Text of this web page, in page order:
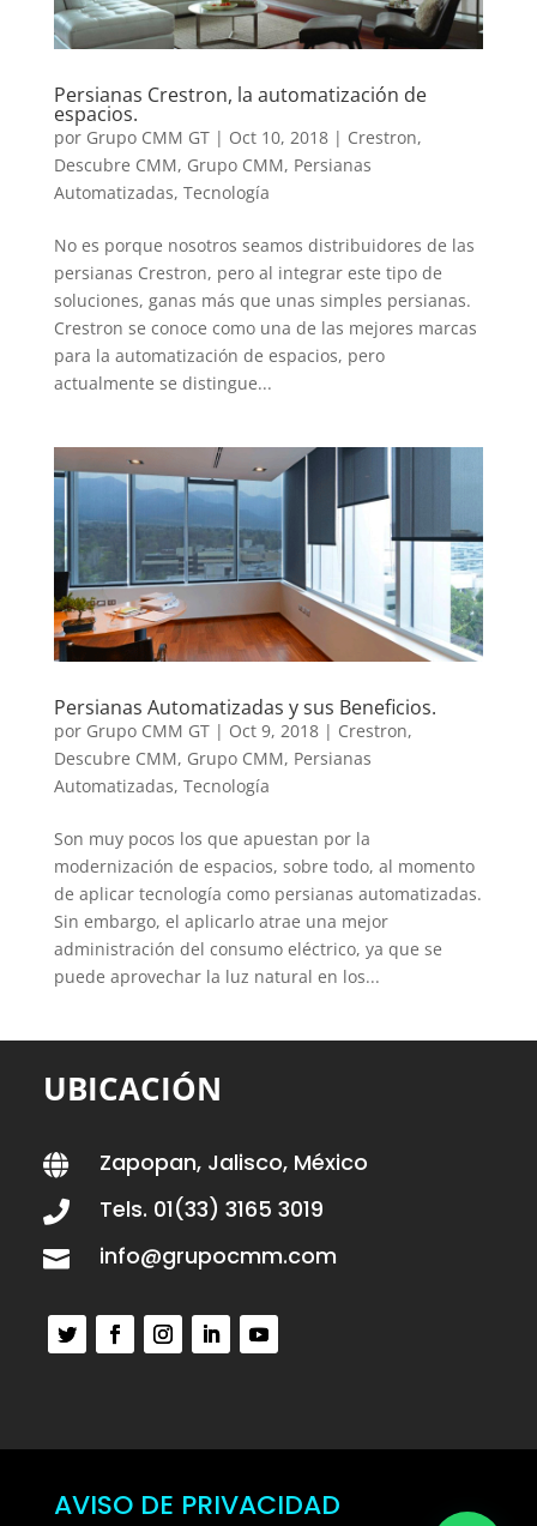
Persianas Crestron, la automatización de
espacios.
por Grupo CMM GT| Oct 10, 2018| Crestron,
Descubre CMM, Grupo CMM, Persianas
Automatizadas, Tecnología
No es porque nosotros seamos distribuidores de las
persianas Crestron, pero al integrar este tipo de
soluciones, ganas más que unas simples persianas.
Crestron se conoce como una de las mejores marcas
para la automatización de espacios, pero
actualmente se distingue...
Persianas Automatizadas y sus Beneficios.
por Grupo CMM GT| Oct 9, 2018| Crestron,
Descubre CMM, Grupo CMM, Persianas
Automatizadas, Tecnología
Son muy pocos los que apuestan por la
modernización de espacios, sobre todo, al momento
de aplicar tecnología como persianas automatizadas.
Sin embargo, el aplicarlo atrae una mejor
administración del consumo eléctrico, ya que se
puede aprovechar la luz natural en los...
UBICACIÓN
 Zapopan, Jalisco, México
 Tels. 01(33) 3165 3019
 info@grupocmm.com
AVISO DE PRIVACIDAD